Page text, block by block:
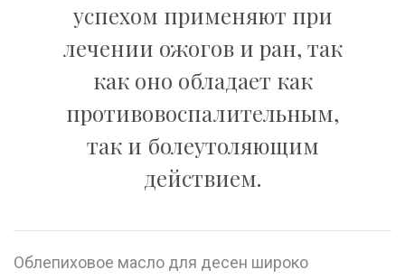
успехом применяют при
лечении ожогов и ран, так
как оно обладает как
противовоспалительным,
так и болеутоляющим
действием.
Облепиховое масло для десен широко